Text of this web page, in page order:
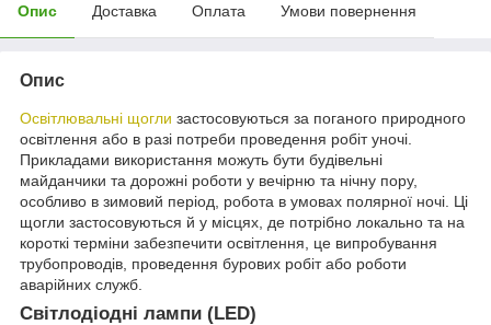
Опис Доставка Оплата Умови повернення
Опис
Освітлювальні щогли застосовуються за поганого природного
освітлення або в разі потреби проведення робіт уночі.
Прикладами використання можуть бути будівельні
майданчики та дорожні роботи у вечірню та нічну пору,
особливо в зимовий період, робота в умовах полярної ночі. Ці
щогли застосовуються й у місцях, де потрібно локально та на
короткі терміни забезпечити освітлення, це випробування
трубопроводів, проведення бурових робіт або роботи
аварійних служб.
Світлодіодні лампи (LED)